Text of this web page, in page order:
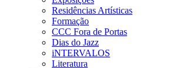
Residências Artísticas
Formação
CCC Fora de Portas
Dias do Jazz
iNTERVALOS
Literatura